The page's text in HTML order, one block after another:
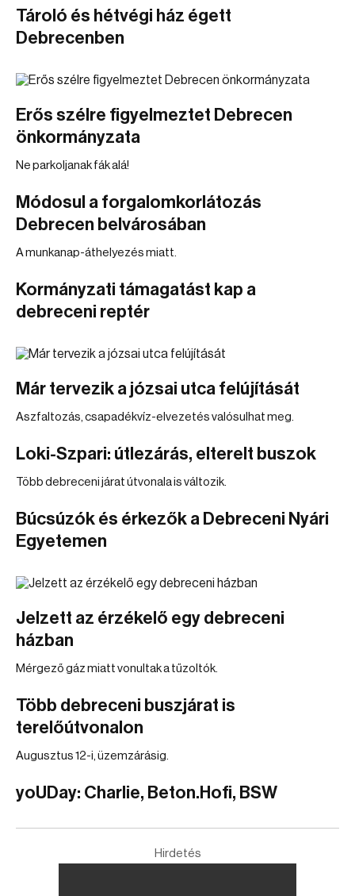
Tároló és hétvégi ház égett
Debrecenben
Erős szélre figyelmeztet Debrecen
önkormányzata
Ne parkoljanak fák alá!
Módosul a forgalomkorlátozás
Debrecen belvárosában
A munkanap-áthelyezés miatt.
Kormányzati támagatást kap a
debreceni reptér
Már tervezik a józsai utca felújítását
Aszfaltozás, csapadékvíz-elvezetés valósulhat meg.
Loki-Szpari: útlezárás, elterelt buszok
Több debreceni járat útvonala is változik.
Búcsúzók és érkezők a Debreceni Nyári
Egyetemen
Jelzett az érzékelő egy debreceni
házban
Mérgező gáz miatt vonultak a tűzoltók.
Több debreceni buszjárat is
terelőútvonalon
Augusztus 12-i, üzemzárásig.
yoUDay: Charlie, Beton.Hofi, BSW
Hirdetés